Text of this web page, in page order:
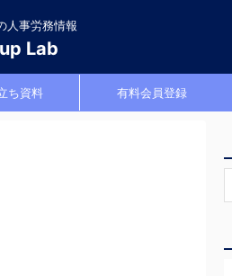
人事労務情報
Lab
ち資料 有料会員登録